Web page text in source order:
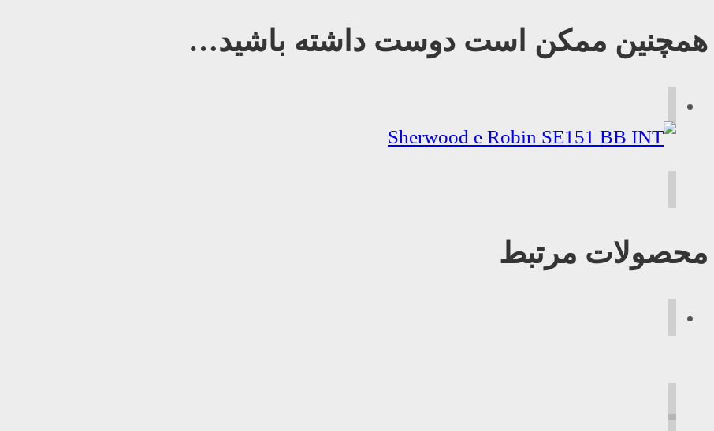
همچنین ممکن است دوست داشته باشید…
محصولات مرتبط